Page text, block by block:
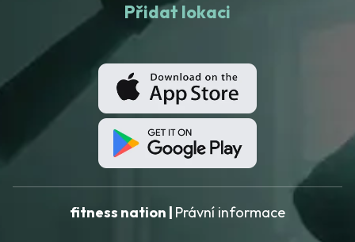
Přidat lokaci
fitness nation | Právní informace